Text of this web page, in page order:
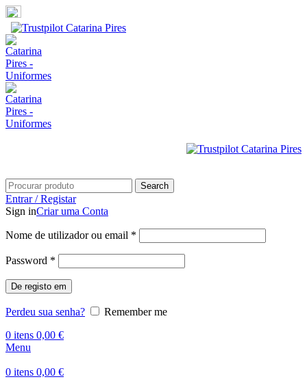
Search
Entrar / Registar
Sign inCriar uma Conta
Nome de utilizador ou email *
Password *
De registo em
Perdeu sua senha?
Remember me
0 itens 0,00 €
Menu
0 itens 0,00 €